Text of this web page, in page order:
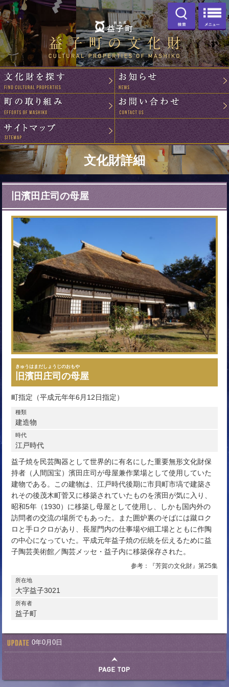
益子町の文化
検索
文化財を探す
町の取り組み
文化財詳細
旧濱田庄司の母屋
きゅうはまだしょうじのおもや
旧濱田庄司の母屋
町指定（平成元年年6月12日指定）
種類
建造物
時代
江戸時代
益子焼を民芸陶器として世界的に有名にした重要無形文化財保
持者（人間国宝）濱田庄司が母屋兼作業場として使用していた
建物である。この建物は、江戸時代後期に市貝町市塙で建築さ
れその後茂木町菅又に移築されていたものを濱田が気に入り、
昭和5年（1930）に移築し母屋として使用し、しかも国内外の
訪問者の交流の場所でもあった。また囲炉裏のそばには蹴ロク
ロと手ロクロがあり、長屋門内の仕事場や細工場とともに作陶
の中心になっていた。平成元年益子焼の伝統を伝えるために益
子陶芸美術館／陶芸メッセ・益子内に移築保存された。
参考：『芳賀の文化財』第25集
所在地
大字益子3021
所有者
益子町
0年0月0日